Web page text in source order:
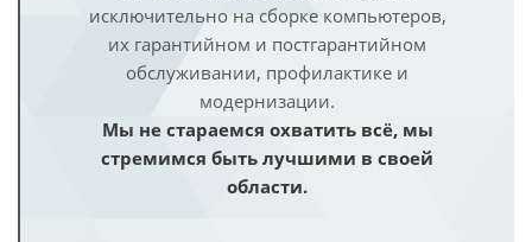
исключительно на сборке компьютеров,
их гарантийном и постгарантийном
обслуживании, профилактике и
модернизации.
Мы не стараемся охватить всё, мы
стремимся быть лучшими в своей
области.